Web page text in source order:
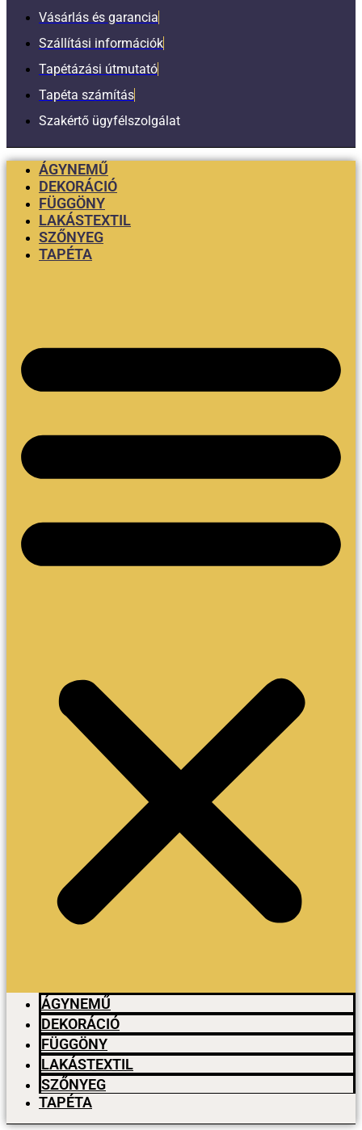
Vásárlás és garancia
Szállítási információk
Tapétázási útmutató
Tapéta számítás
Szakértő ügyfélszolgálat
ÁGYNEMŰ
DEKORÁCIÓ
FÜGGÖNY
LAKÁSTEXTIL
SZŐNYEG
TAPÉTA
ÁGYNEMŰ
DEKORÁCIÓ
FÜGGÖNY
LAKÁSTEXTIL
SZŐNYEG
TAPÉTA